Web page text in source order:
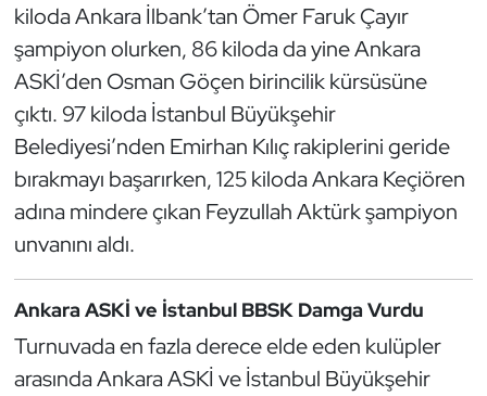
kiloda Ankara İlbank’tan Ömer Faruk Çayır
şampiyon olurken, 86 kiloda da yine Ankara
ASKİ’den Osman Göçen birincilik kürsüsüne
çıktı. 97 kiloda İstanbul Büyükşehir
Belediyesi’nden Emirhan Kılıç rakiplerini geride
bırakmayı başarırken, 125 kiloda Ankara Keçiören
adına mindere çıkan Feyzullah Aktürk şampiyon
unvanını aldı.
Ankara ASKİ ve İstanbul BBSK Damga Vurdu
Turnuvada en fazla derece elde eden kulüpler
arasında Ankara ASKİ ve İstanbul Büyükşehir
İşitme Engelli Sporcular
Judo ve Kuraş
Kano ve Rafting
Karate
Kayak
Kempo
Kick Boks